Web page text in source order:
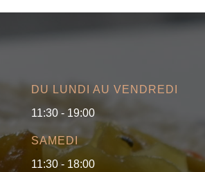
DU LUNDI AU VENDREDI
11:30 - 19:00
SAMEDI
11:30 - 18:00